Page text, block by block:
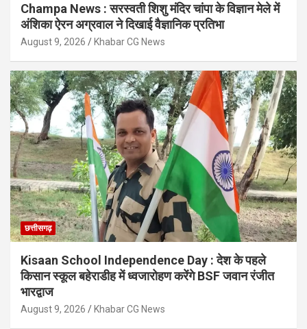
Champa News : सरस्वती शिशु मंदिर चांपा के विज्ञान मेले में
अंशिका ऐरन अग्रवाल ने दिखाई वैज्ञानिक प्रतिभा
August 9, 2026 Khabar CG News
छत्तीसगढ़
Kisaan School Independence Day : देश के पहले
किसान स्कूल बहेराडीह में ध्वजारोहण करेंगे BSF जवान रंजीत
भारद्वाज
August 9, 2026 Khabar CG News